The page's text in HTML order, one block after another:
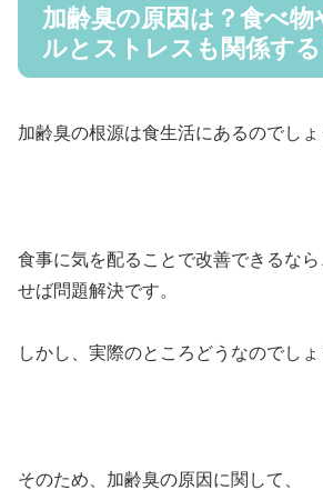
加齢臭の原因は？食べ
ルとストレスも関係する
加齢臭の根源は食生活にあるのでしょ
食事に気を配ることで改善できるな
せば問題解決です。
しかし、実際のところどうなのでしょ
そのため、加齢臭の原因に関して、